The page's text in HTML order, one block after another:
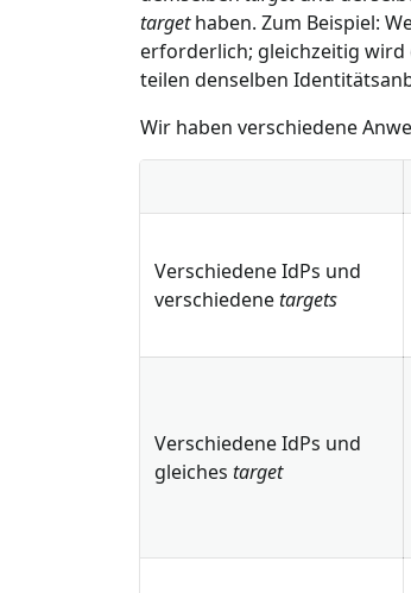
targethaben. Zum Beispiel:
erforderlich; gleichzeitig wird
teilen denselben
Wir haben verschiedene
Verschiedene IdPs und
verschiedenetargets
Verschiedene IdPs und
gleiches target